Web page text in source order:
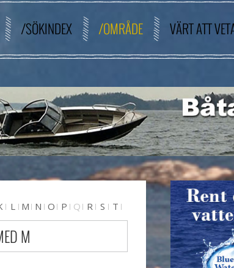
/SÖKINDEX /OMRÅDE VÄRT ATT
L M N O P Q R S
T
M